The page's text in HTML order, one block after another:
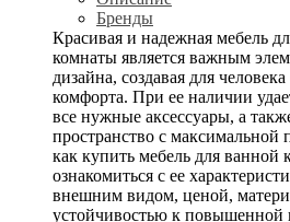
Бренды
Красивая и надежная мебель
комнаты является важным
дизайна, создавая для
комфорта. При ее наличии
все нужные аксессуары, а
пространство с максимальной
как купить мебель для ванной
ознакомиться с ее
внешним видом, ценой,
устойчивостью к повышенной